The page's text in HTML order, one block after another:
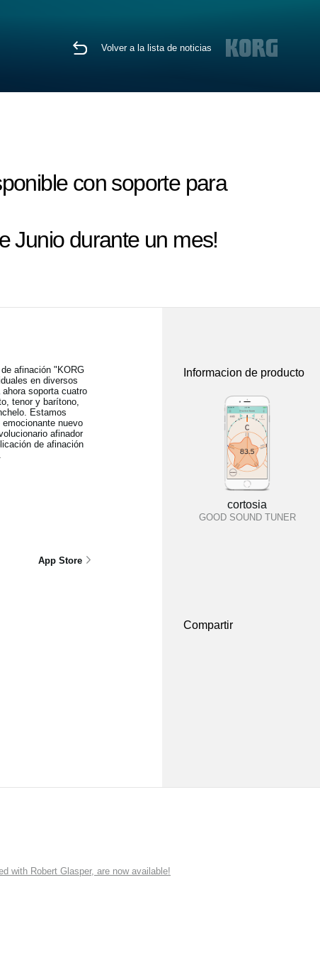
Volver a la lista de noticias
con soporte para
Junio durante un mes!
afinación "KORG
en diversos
soporta cuatro
tenor y barítono,
Estamos
nuevo
afinador
de afinación
App Store
Informacion de producto
cortosia
GOOD SOUND TUNER
Compartir
with Robert Glasper, are now available!